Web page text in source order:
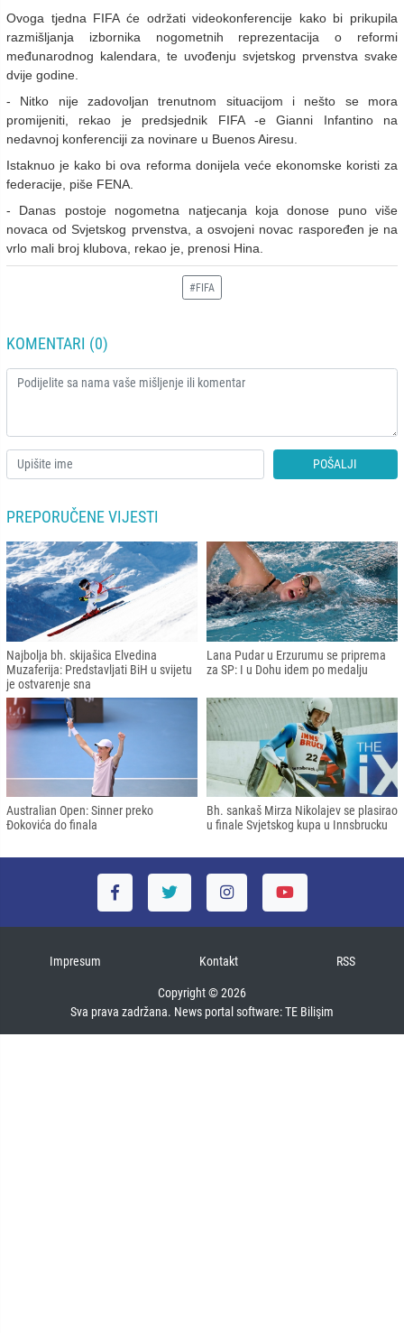
Ovoga tjedna FIFA će održati videokonferencije kako bi prikupila
razmišljanja izbornika nogometnih reprezentacija o reformi
međunarodnog kalendara, te uvođenju svjetskog prvenstva svake
dvije godine.
- Nitko nije zadovoljan trenutnom situacijom i nešto se mora
promijeniti, rekao je predsjednik FIFA -e Gianni Infantino na
nedavnoj konferenciji za novinare u Buenos Airesu.
Istaknuo je kako bi ova reforma donijela veće ekonomske koristi za
federacije, piše FENA.
- Danas postoje nogometna natjecanja koja donose puno više
novaca od Svjetskog prvenstva, a osvojeni novac raspoređen je na
vrlo mali broj klubova, rekao je, prenosi Hina.
#FIFA
KOMENTARI (0)
POŠALJI
PREPORUČENE VIJESTI
Najbolja bh. skijašica Elvedina
Muzaferija: Predstavljati BiH u svijetu
je ostvarenje sna
Lana Pudar u Erzurumu se priprema
za SP: I u Dohu idem po medalju
Australian Open: Sinner preko
Đokovića do finala
Bh. sankaš Mirza Nikolajev se plasirao
u finale Svjetskog kupa u Innsbrucku
Impresum Kontakt RSS
Copyright © 2026
Sva prava zadržana. News portal software:TE Bilişim